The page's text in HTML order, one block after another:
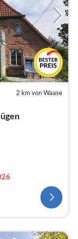
2 km von Waase